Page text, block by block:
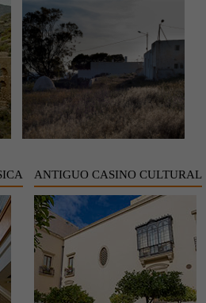
ANTIGUO CASINO CULTURAL